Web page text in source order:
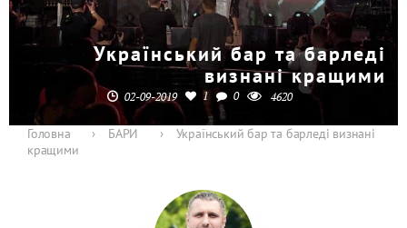
Український бар та барледі
визнані кращими
02-09-2019 1 0 4620
Головна › БАРИ ›
Український бар та барледі визнані
кращими